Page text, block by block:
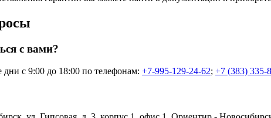
с вами?
с 9:00 до 18:00 по телефонам: +7-995-129-24-62; +7 (383) 335-